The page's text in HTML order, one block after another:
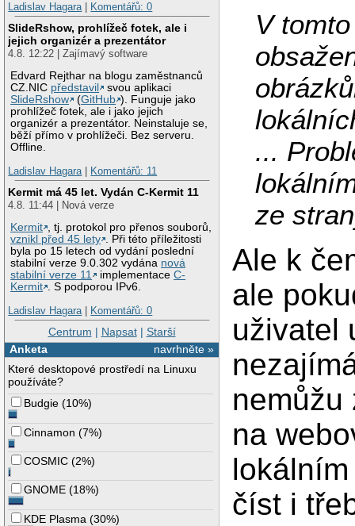
Ladislav Hagara| Komentářů: 0
SlideRshow, prohlížeč fotek, ale i
jejich organizér a prezentátor
4.8. 12:22 | Zajímavý software
Edvard Rejthar na blogu zaměstnanců
CZ.NIC představil
svou aplikaci
SlideRshow
(GitHub ). Funguje jako
prohlížeč fotek, ale i jako jejich
organizér a prezentátor. Neinstaluje se,
běží přímo v prohlížeči. Bez serveru.
Offline.
Ladislav Hagara| Komentářů: 11
Kermit má 45 let. Vydán C-Kermit 11
4.8. 11:44 | Nová verze
Kermit , tj. protokol pro přenos souborů,
vznikl před 45 lety . Při této příležitosti
byla po 15 letech od vydání poslední
stabilní verze 9.0.302 vydána nová
stabilní verze 11
implementaceC-
Kermit . S podporou IPv6.
Ladislav Hagara| Komentářů: 0
Centrum | Napsat| Starší
navrhněte »
Anketa
Které desktopové prostředí na Linuxu
používáte?
Budgie (10%)
Cinnamon (7%)
COSMIC (2%)
GNOME (18%)
KDE Plasma (30%)
V
...
ze
Ale k
ale
uživatel
nemůžu
na
číst i